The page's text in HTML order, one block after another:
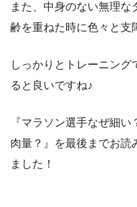
また、中身のない無理
齢を重ねた時に色々と支
しっかりとトレーニング
ると良いですね♪
『マラソン選手なぜ細
肉量？』を最後までお読
ました！